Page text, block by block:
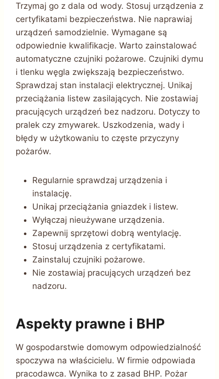
Trzymaj go z dala od wody. Stosuj urządzenia z
certyfikatami bezpieczeństwa. Nie naprawiaj
urządzeń samodzielnie. Wymagane są
odpowiednie kwalifikacje. Warto zainstalować
automatyczne czujniki pożarowe. Czujniki dymu
i tlenku węgla zwiększają bezpieczeństwo.
Sprawdzaj stan instalacji elektrycznej. Unikaj
przeciążania listew zasilających. Nie zostawiaj
pracujących urządzeń bez nadzoru. Dotyczy to
pralek czy zmywarek. Uszkodzenia, wady i
błędy w użytkowaniu to częste przyczyny
pożarów.
Regularnie sprawdzaj urządzenia i
instalację.
Unikaj przeciążania gniazdek i listew.
Wyłączaj nieużywane urządzenia.
Zapewnij sprzętowi dobrą wentylację.
Stosuj urządzenia z certyfikatami.
Zainstaluj czujniki pożarowe.
Nie zostawiaj pracujących urządzeń bez
nadzoru.
Aspekty prawne i BHP
W gospodarstwie domowym odpowiedzialność
spoczywa na właścicielu. W firmie odpowiada
pracodawca. Wynika to z zasad BHP. Pożar